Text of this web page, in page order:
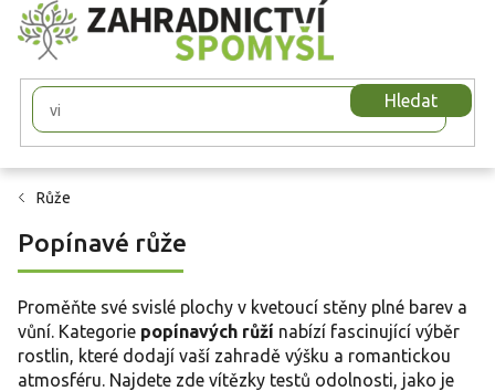
Přejít
na
obsah
Hledat
Růže
Popínavé růže
Proměňte své svislé plochy v kvetoucí stěny plné barev a
vůní. Kategorie popínavých růží nabízí fascinující výběr
rostlin, které dodají vaší zahradě výšku a romantickou
atmosféru. Najdete zde vítězky testů odolnosti, jako je